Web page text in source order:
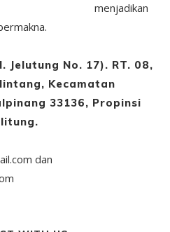
menjadikan
Jelutung No. 17). RT. 08,
Kecamatan
33136, Propinsi
dan